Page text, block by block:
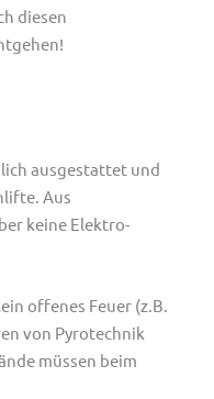
diesen
ausgestattet und
Aus
keine Elektro-
offenes Feuer (z.B.
von Pyrotechnik
müssen beim